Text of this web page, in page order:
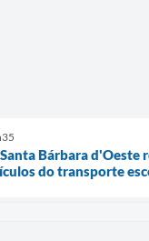
Bárbara d'Oeste
do transporte